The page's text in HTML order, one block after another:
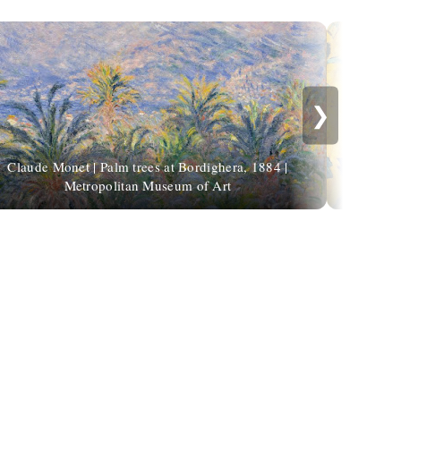
Claude Monet | Palm trees at Bordighera, 1884 |
Metropolitan Museum of Art
❯